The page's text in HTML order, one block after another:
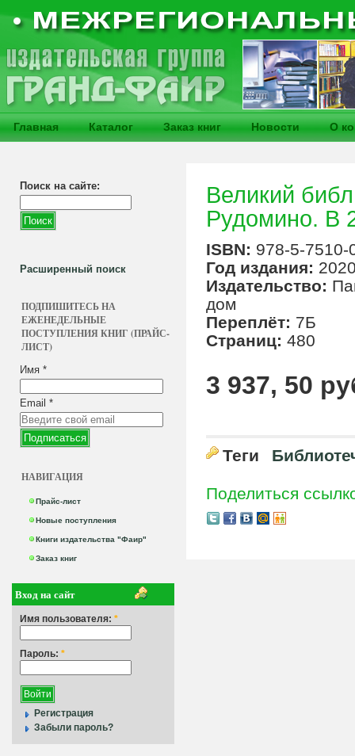
Главная Каталог Заказ книг Новости О
Поиск на сайте:
Расширенный поиск
ПОДПИШИТЕСЬ НА
ЕЖЕНЕДЕЛЬНЫЕ
ПОСТУПЛЕНИЯ КНИГ (ПРАЙС-
ЛИСТ)
Имя *
Email *
НАВИГАЦИЯ
Прайс-лист
Новые поступления
Книги издательства "Фаир"
Заказ книг
Вход на сайт
Имя пользователя: *
Пароль: *
Регистрация
Забыли пароль?
Великий
Рудомино. В
ISBN: 978-5-7510-
Год издания:
Издательство:
дом
Переплёт: 7Б
Страниц: 480
3 937, 50
Теги
Поделиться